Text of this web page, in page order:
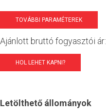
TOVÁBBI PARAMÉTEREK
Ajánlott bruttó fogyasztói ár:
HOL LEHET KAPNI?
Letölthető állományok